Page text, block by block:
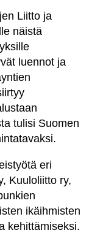
Liitto ja
näistä
luennot ja
tulisi Suomen
eri
Kuuloliitto ry,
ikäihmisten
kehittämiseksi.